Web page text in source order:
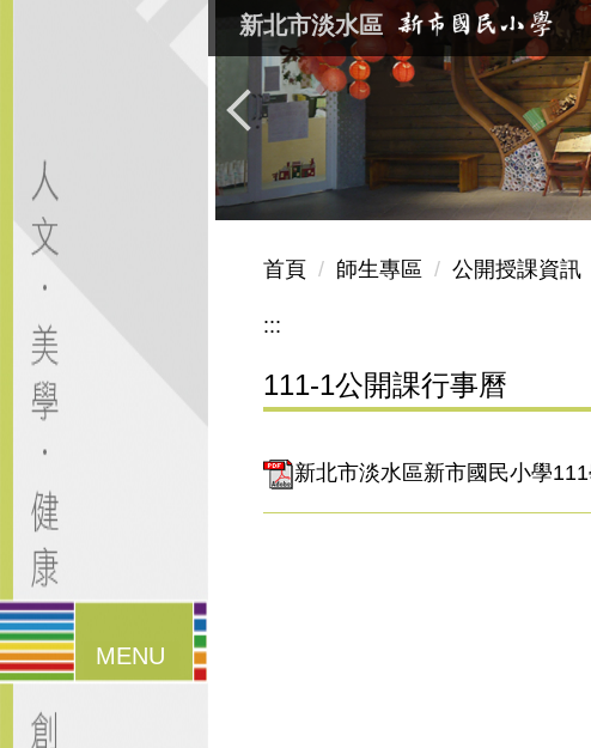
新北市淡水區
漢堡鈕
選單
首頁 師生專區 公開授課資訊
:::
111-1公開課行事曆
新北市淡水區新市國民小學